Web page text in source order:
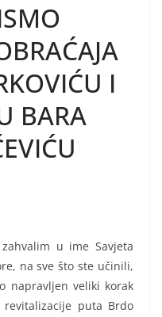
I
BARA
u ime Savjeta
na sve što ste učinili,
napravljen veliki korak
puta Brdo